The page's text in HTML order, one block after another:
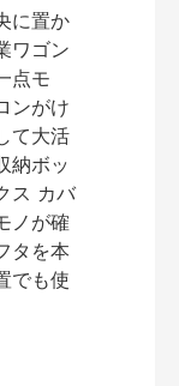
に置か
ワゴン
点モ
ンがけ
て大活
納ボッ
ス カバ
ノが確
タを本
でも使